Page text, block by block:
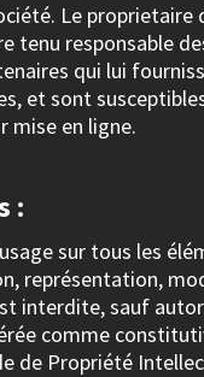
Le proprietaire
tenu responsable
qui lui
et sont
mise en ligne.
:
sur tous les
représentation,
interdite, sauf
comme
de Propriété